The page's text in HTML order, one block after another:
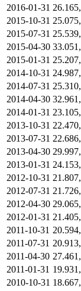
2016-01-31
2015-10-31
2015-07-31
2015-04-30
2015-01-31
2014-10-31
2014-07-31
2014-04-30
2014-01-31
2013-10-31
2013-07-31
2013-04-30
2013-01-31
2012-10-31
2012-07-31
2012-04-30
2012-01-31
2011-10-31
2011-07-31
2011-04-30
2011-01-31
2010-10-31